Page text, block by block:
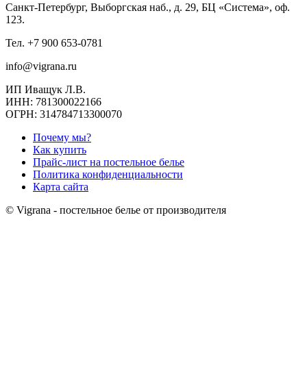
Санкт-Петербург, Выборгская наб., д. 29, БЦ «Система», оф.
123.
Тел. +7 900 653-0781
info@vigrana.ru
ИП Иващук Л.В.
ИНН: 781300022166
ОГРН: 314784713300070
Почему мы?
Как купить
Прайс-лист на постельное белье
Политика конфиденциальности
Карта сайта
© Vigrana - постельное белье от производителя